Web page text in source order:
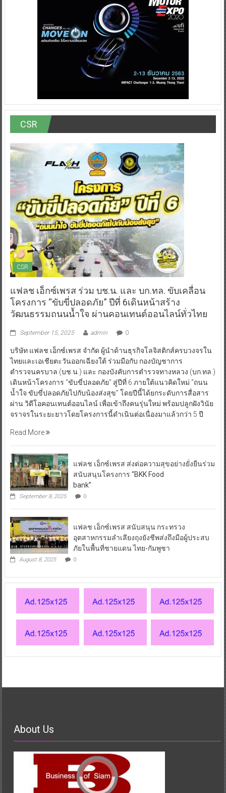
CSR
CSR
แฟลช เอ็กซ์เพรส ร่วม บช.น. และ บก.ทล. ขับเคลื่อน
โครงการ “ขับขี่ปลอดภัย” ปีที่ 6เดินหน้าสร้าง
วัฒนธรรมถนนน้ำใจ ผ่านคอนเทนต์ออนไลน์ทั่วไทย
September 15, 2025 admin 0
บริษัท แฟลช เอ็กซ์เพรส จำกัด ผู้นำด้านธุรกิจโลจิสติกส์ครบวงจรใน
ไทยและเอเชียตะวันออกเฉียงใต้ ร่วมมือกับ กองบัญชาการ
ตำรวจนครบาล (บช.น.) และ กองบังคับการตำรวจทางหลวง (บก.ทล.)
เดินหน้าโครงการ “ขับขี่ปลอดภัย” สู่ปีที่ 6 ภายใต้แนวคิดใหม่ “ถนน
น้ำใจ ขับขี่ปลอดภัยไปกับน้องส่งสุข” โดยปีนี้ได้ยกระดับการสื่อสาร
ผ่าน วิดีโอคอนเทนต์ออนไลน์ เพื่อเข้าถึงคนรุ่นใหม่ พร้อมปลูกฝังวินัย
จราจรในระยะยาวโดยโครงการนี้ดำเนินต่อเนื่องมาแล้วกว่า 5 ปี
Read More
แฟลช เอ็กซ์เพรส ส่งต่อความสุขอย่างยั่งยืนร่วม
สนับสนุนโครงการ “BKK Food
bank”
September 8, 2025 0
แฟลช เอ็กซ์เพรส สนับสนุน กระทรวง
อุตสาหกรรมลำเลียงถุงยังชีพส่งถึงมือผู้ประสบ
ภัยในพื้นที่ชายแดน ไทย-กัมพูชา
August 8, 2025 0
About Us